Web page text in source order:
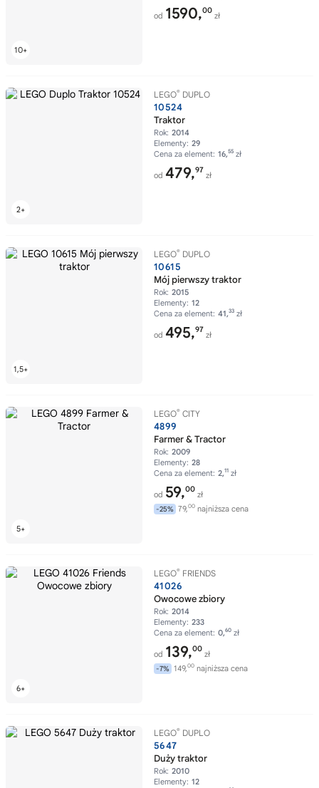
od 1590,00
zł
LEGO® DUPLO
10524
Traktor
Rok: 2014
Elementy: 29
Cena za element: 16,55 zł
od 479,97
zł
LEGO® DUPLO
10615
Mój pierwszy traktor
Rok: 2015
Elementy: 12
Cena za element: 41,33 zł
od 495,97
zł
LEGO® CITY
4899
Farmer & Tractor
Rok: 2009
Elementy: 28
Cena za element: 2,11 zł
od 59,00
zł
-25% 79,00 najniższa cena
LEGO® FRIENDS
41026
Owocowe zbiory
Rok: 2014
Elementy: 233
Cena za element: 0,60 zł
od 139,00
zł
-7% 149,00 najniższa cena
LEGO® DUPLO
5647
Duży traktor
Rok: 2010
Elementy: 12